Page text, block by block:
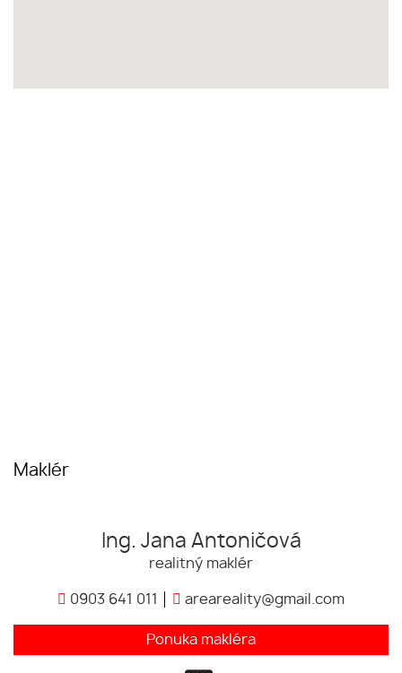
Maklér
Ing. Jana Antoničová
realitný maklér
0903 641 011 areareality@gmail.com
Ponuka makléra